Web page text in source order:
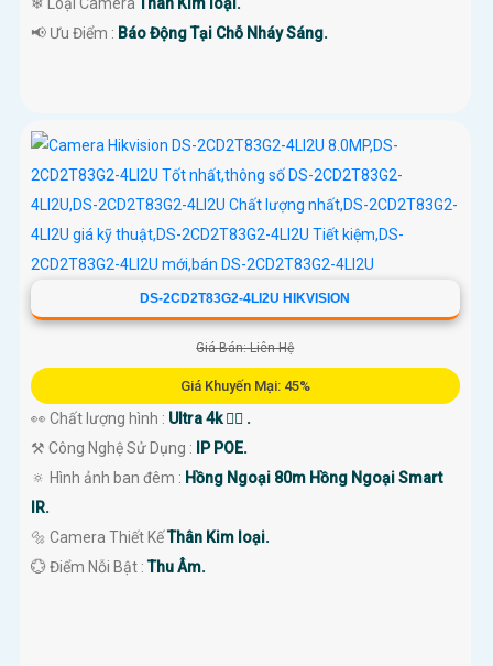
️📢 Ưu Điểm : Báo Động Tại Chỗ Nháy Sáng.
DS-2CD2T83G2-4LI2U HIKVISION
Giá Bán: Liên Hệ
Giá Khuyến Mại: 45%
👀 Chất lượng hình : Ultra 4k 👍🏾 .
⚒ Công Nghệ Sử Dụng :
IP POE.
🔅 Hình ảnh ban đêm : Hồng Ngoại 80m Hồng Ngoại Smart
IR.
🔩 Camera Thiết KếThân Kim loại.
️💮 Điểm Nỗi Bật :Thu Âm.